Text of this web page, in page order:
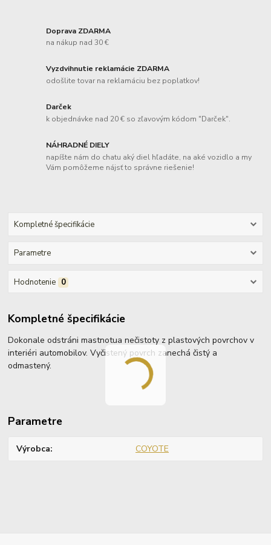
Doprava ZDARMA
na nákup nad 30 €
Vyzdvihnutie reklamácie ZDARMA
odošlite tovar na reklamáciu bez poplatkov!
Darček
k objednávke nad 20 € so zľavovým kódom "Darček".
NÁHRADNÉ DIELY
napíšte nám do chatu aký diel hľadáte, na aké vozidlo a my
Vám pomôžeme nájsť to správne riešenie!
Kompletné špecifikácie
Parametre
Hodnotenie 0
Kompletné špecifikácie
Dokonale odstráni mastnotua nečistoty z plastových povrchov v
interiéri automobilov. Vyčistený povrch zanechá čistý a
odmastený.
Parametre
Výrobca COYOTE